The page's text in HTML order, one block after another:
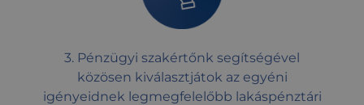
3. Pénzügyi szakértőnk segítségével
közösen kiválasztjátok az egyéni
igényeidnek legmegfelelőbb lakáspénztári